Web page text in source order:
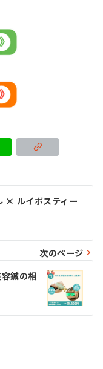
× ルイボスティー
次のページ
鍼の相